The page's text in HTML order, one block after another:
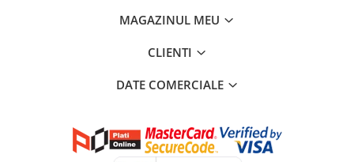
MAGAZINUL MEU
CLIENTI
DATE COMERCIALE